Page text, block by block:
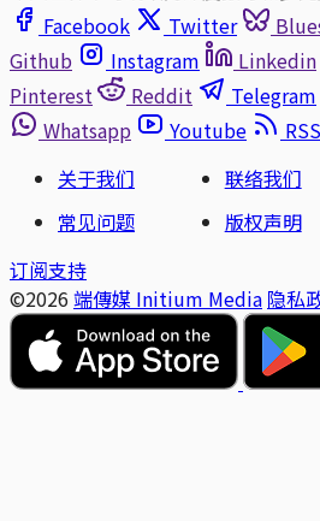
Facebook
Twitter
Github
Instagram Linkedin
Pinterest
Reddit Telegram
Whatsapp
Youtube
RSS
关于我们
联络我们
常见问题
版权声明
订阅支持
©2026 端傳媒 Initium Media 隐私